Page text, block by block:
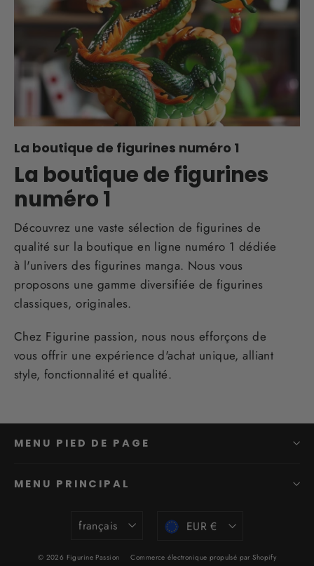
La boutique de figurines numéro 1
La boutique de figurines
numéro 1
Découvrez une vaste sélection de figurines de
qualité sur la boutique en ligne numéro 1 dédiée
à l'univers des figurines manga. Nous vous
proposons une gamme diversifiée de figurines
classiques, originales.
Chez Figurine passion, nous nous efforçons de
vous offrir une expérience d'achat unique, alliant
style, fonctionnalité et qualité.
MENU PIED DE PAGE
MENU PRINCIPAL
Langue
français Devise
EUR €
© 2026 Figurine Passion Commerce électronique propulsé par Shopify